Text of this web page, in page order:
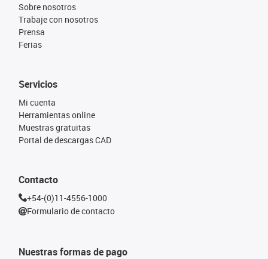
Sobre nosotros
Trabaje con nosotros
Prensa
Ferias
Nuestras formas de pago
Servicios
Mi cuenta
Herramientas online
Muestras gratuitas
Portal de descargas CAD
Contacto
+54-(0)11-4556-1000
Formulario de contacto